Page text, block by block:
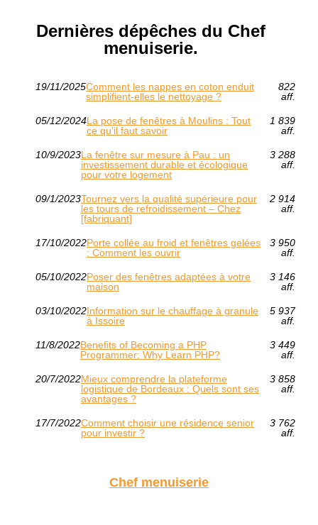
Dernières dépêches du Chef
menuiserie.
19/11/2025Comment les nappes en coton enduit
simplifient-elles le nettoyage ?
822
aff.
05/12/2024La pose de fenêtres à Moulins : Tout
ce qu’il faut savoir
1 839
aff.
10/9/2023La fenêtre sur mesure à Pau : un
investissement durable et écologique
pour votre logement
3 288
aff.
09/1/2023Tournez vers la qualité supérieure pour
les tours de refroidissement – Chez
[fabriquant]
2 914
aff.
17/10/2022Porte collée au froid et fenêtres gelées
: Comment les ouvrir
3 950
aff.
05/10/2022Poser des fenêtres adaptées à votre
maison
3 146
aff.
03/10/2022Information sur le chauffage à granule
à Issoire
5 937
aff.
11/8/2022Benefits of Becoming a PHP
Programmer: Why Learn PHP?
3 449
aff.
20/7/2022Mieux comprendre la plateforme
logistique de Bordeaux : Quels sont ses
avantages ?
3 858
aff.
17/7/2022Comment choisir une résidence senior
pour investir ?
3 762
aff.
Chef menuiserie